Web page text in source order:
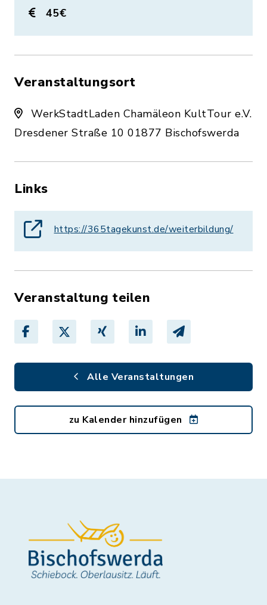
45€
Veranstaltungsort
WerkStadtLaden Chamäleon KultTour e.V.
Dresdener Straße 10 01877 Bischofswerda
Links
https://365tagekunst.de/weiterbildung/
Veranstaltung teilen
Alle Veranstaltungen
zu Kalender hinzufügen